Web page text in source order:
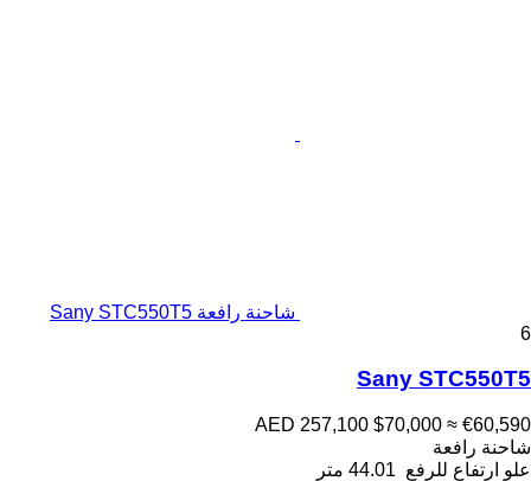
شاحنة رافعة Sany STC550T5
6
Sany STC550T5
AED 257,100 $70,000 ≈ €60,590
شاحنة رافعة
علو ارتفاع للرفع 44.01 متر